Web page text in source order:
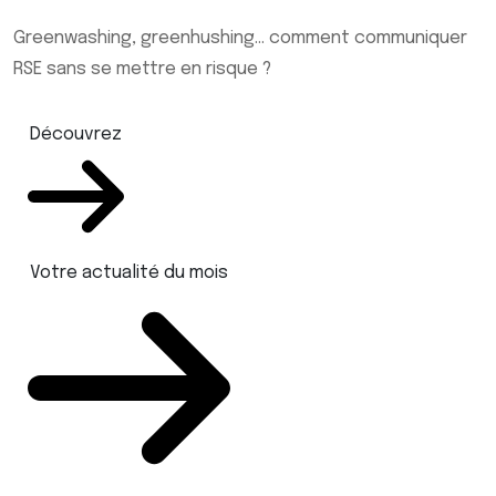
Greenwashing, greenhushing… comment communiquer
RSE sans se mettre en risque ?
Découvrez
Votre actualité du mois